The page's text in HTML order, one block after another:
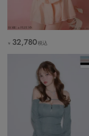
￥ 32,780税込